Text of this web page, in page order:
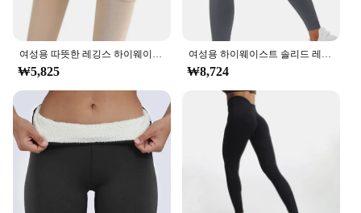
Features:
|Wholesale|Vendors|
**Elevate Your Wardrobe with High-Waisted
Leggings**
Step into the world of comfort and style with our
HighWaisted Leggings, designed to offer a
flattering and supportive fit for women of all ages.
These leggings are not just a fashion statement but a
testament to versatility and performance. Whether
you're hitting the gym, running errands, or simply
여성용 따뜻한 레깅스 하이웨이스트 단색 벨벳 레깅스, 두꺼운 벨벳 레깅스, 신축성 있는 블랙 레깅스, 겨울
₩5,825
여성용 하이웨이스트 솔리드 레깅스, 심리스 슬림 타이츠, 피트니스 요가 탄성 레깅스, 푸시업 엉덩이 니트 패션, 체육관 운동 바지
₩8,724